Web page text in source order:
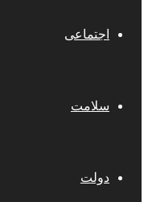
اجتماعی
سلامت
دولت